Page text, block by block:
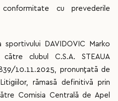
cu prevederile
sportivului DAVIDOVIC Marko
clubul C.S.A. STEAUA
10.11.2025, pronunțată de
rămasă definitivă prin
Comisia Centrală de Apel